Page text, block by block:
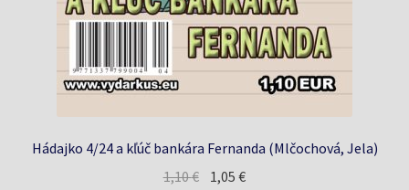
Hádajko 4/24 a kľúč bankára Fernanda (Mlčochová, Jela)
1,10€ Pôvodná
1,05€Aktuálna